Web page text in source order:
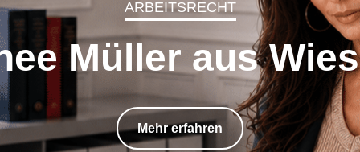
ARBEITSRECHT
für
Mehr erfahren